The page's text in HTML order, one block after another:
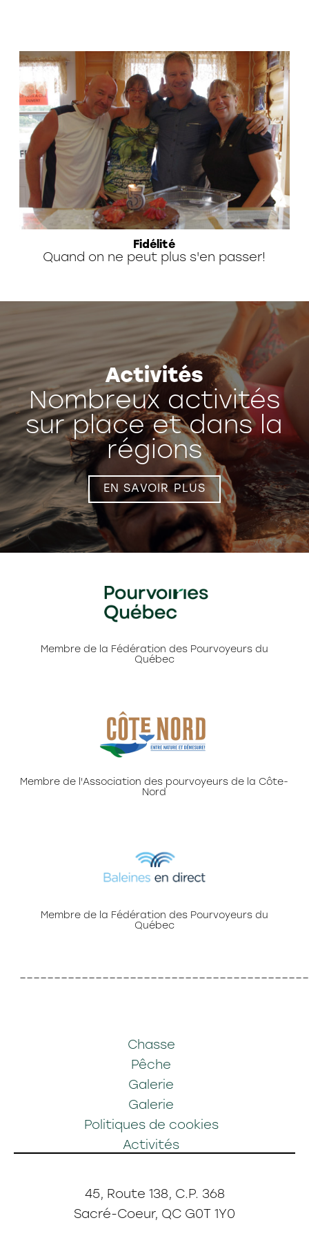
Fidélité
Quand on ne peut plus s'en passer!
Activités
Nombreux activités
sur place et dans la
régions
EN SAVOIR PLUS
Membre de la Fédération des Pourvoyeurs du
Québec
Membre de l'Association des pourvoyeurs de la Côte-
Nord
Membre de la Fédération des Pourvoyeurs du
Québec
Chasse
Pêche
Galerie
Galerie
Politiques de cookies
Activités
45, Route 138, C.P. 368
Sacré-Coeur, QC G0T 1Y0